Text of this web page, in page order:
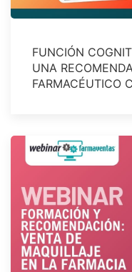
FUNCIÓN
UNA
FARMACÉUTICO